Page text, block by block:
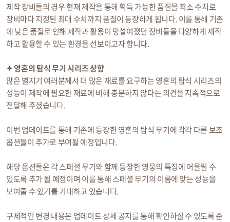
제작 장비들의 경우 현재 제작을 통해 획득 가능한 품질을 최소 수치로
장비마다 지정된 최대 수치까지 품질이 등장하게 됩니다. 이를 통해 기존
에 낮은 품질로 인해 제작과 활용이 망설여졌던 장비들을 다양하게 제작
하고 활용할 수 있는 환경을 선보이고자 합니다.
✦ 영혼의 탐식 무기 시리즈 상향
많은 별지기 여러분께서 더 많은 재료를 요구하는 영혼의 탐식 시리즈의
성능이 제작에 필요한 재료에 비해 충분하지 않다는 의견을 지속적으로
전달해 주셨습니다.
이번 업데이트를 통해 기존에 등장한 영혼의 탐식 무기에 각각 다른 보조
옵션들이 추가로 부여될 예정입니다.
해당 옵션들은 각 스페셜 무기와 함께 등장한 영웅의 특징에 어울릴 수
있도록 추가 될 예정이며 이를 통해 스페셜 무기의 이름에 맞는 성능을
보여줄 수 있기를 기대하고 있습니다.
구체적인 변경 내용은 업데이트 상세 공지를 통해 확인하실 수 있도록 준